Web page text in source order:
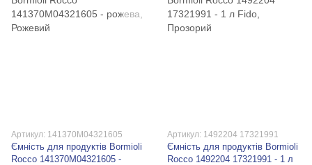
Артикул: 141370M04321605
Ємність для продуктів Bormioli
Rocco 141370M04321605 -
Артикул: 1492204 17321991
Ємність для продуктів Bormioli
Rocco 1492204 17321991 - 1 л